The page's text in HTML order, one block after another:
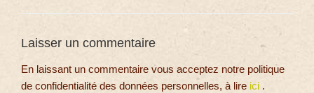
Laisser un commentaire
En laissant un commentaire vous acceptez notre politique
de confidentialité des données personnelles, à lire ici .